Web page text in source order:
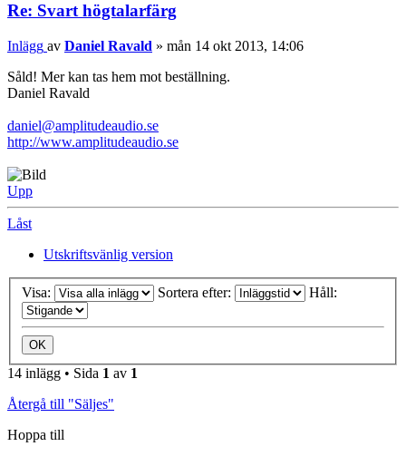
Re: Svart högtalarfärg
Inlägg av Daniel Ravald » mån 14 okt 2013, 14:06
Såld! Mer kan tas hem mot beställning.
Daniel Ravald
daniel@amplitudeaudio.se
http://www.amplitudeaudio.se
Upp
Låst
Utskriftsvänlig version
Visa: Sortera efter: Håll:
14 inlägg • Sida 1 av 1
Återgå till "Säljes"
Hoppa till